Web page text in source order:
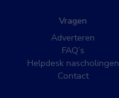
Vragen
Adverteren
FAQ’s
Helpdesk nascholingen
Contact